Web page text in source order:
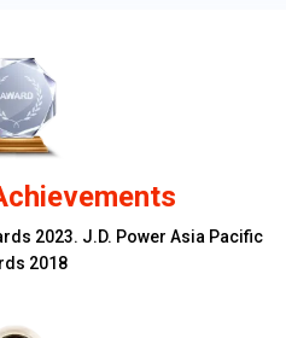
2023. J.D. Power Asia Pacific
2018